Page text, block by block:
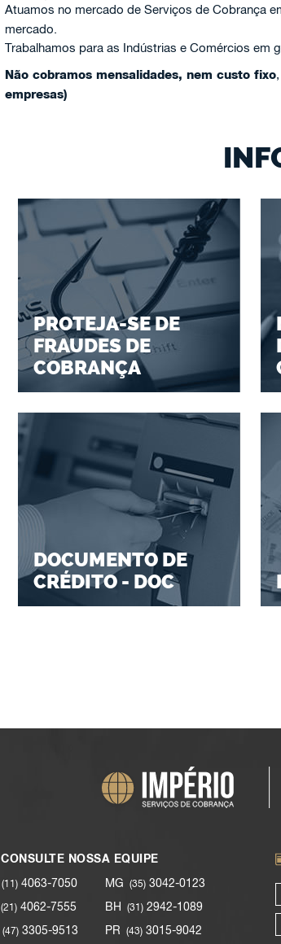
Atuamos no mercado de Serviços de Cobrança
mercado.
Trabalhamos para as Indústrias e Comércios em
Não cobramos mensalidades, nem custo fixo
empresas)
PROTEJA-SE DE
FRAUDES DE
COBRANÇA
DOCUMENTO DE
CRÉDITO - DOC
CONSULTE NOSSA EQUIPE
(11) 4063-7050
(21) 4062-7555
(47) 3305-9513
MG (35) 3042-0123
BH (31) 2942-1089
PR (43) 3015-9042